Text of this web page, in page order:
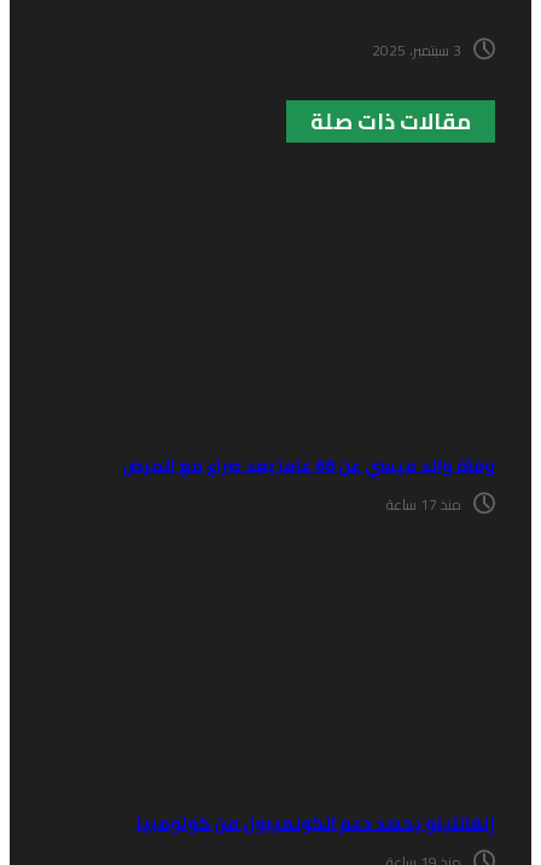
مقالات ذات صلة
والد ميسي عن 68 عاما بعد صراع مع المرض
منذ 17 ساعة
يحصد دعم الكونميبول من كولومبيا